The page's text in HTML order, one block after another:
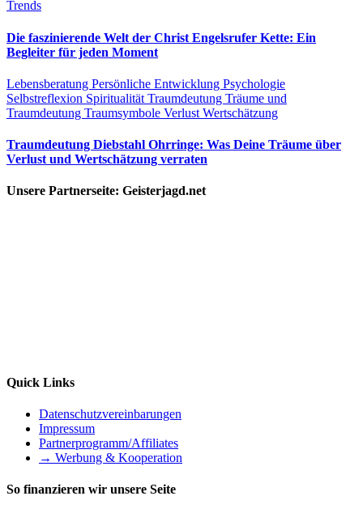
Trends
Die faszinierende Welt der Christ Engelsrufer Kette: Ein
Begleiter für jeden Moment
Lebensberatung Persönliche Entwicklung Psychologie
Selbstreflexion Spiritualität Traumdeutung Träume und
Traumdeutung Traumsymbole Verlust Wertschätzung
Traumdeutung Diebstahl Ohrringe: Was Deine Träume über
Verlust und Wertschätzung verraten
Unsere Partnerseite: Geisterjagd.net
Quick Links
Datenschutzvereinbarungen
Impressum
Partnerprogramm/Affiliates
→ Werbung & Kooperation
So finanzieren wir unsere Seite